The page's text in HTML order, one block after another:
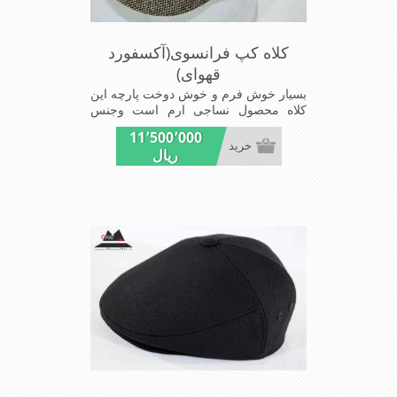
کلاه کپ فرانسوی(آکسفورد
قهوای)
بسیار خوش فرم و خوش دوخت پارچه این
کلاه محصول نساجی ارم است وجنس
پارچه این کلاه ضخامت پالتو رادارامی
باشد شیک و مد روز سبک و راحت
11٬500٬000
ریال
خرید